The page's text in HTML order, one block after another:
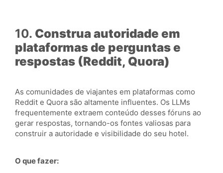
10. Construa autoridade em
plataformas de perguntas e
respostas (Reddit, Quora)
As comunidades de viajantes em plataformas como
Reddit e Quora são altamente influentes. Os LLMs
frequentemente extraem conteúdo desses fóruns ao
gerar respostas, tornando-os fontes valiosas para
construir a autoridade e visibilidade do seu hotel.
O que fazer: